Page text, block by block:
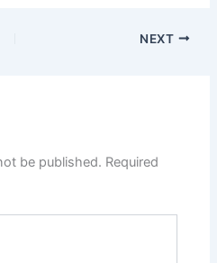
NEXT
be published. Required